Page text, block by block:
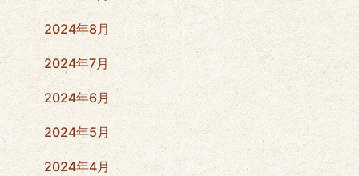
2024年8月
2024年7月
2024年6月
2024年5月
2024年4月